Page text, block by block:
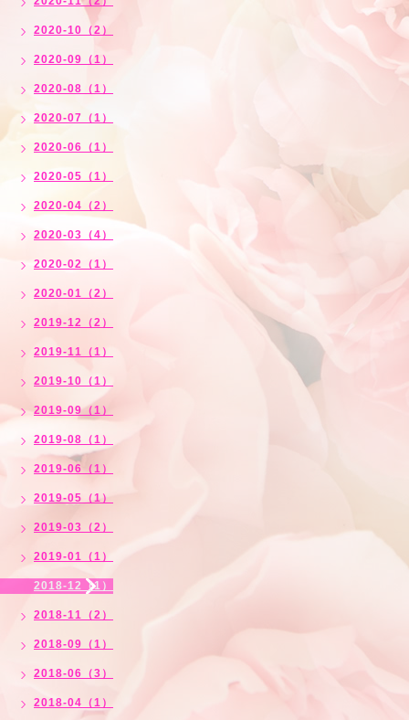
2020-10（2）
2020-09（1）
2020-08（1）
2020-07（1）
2020-06（1）
2020-05（1）
2020-04（2）
2020-03（4）
2020-02（1）
2020-01（2）
2019-12（2）
2019-11（1）
2019-10（1）
2019-09（1）
2019-08（1）
2019-06（1）
2019-05（1）
2019-03（2）
2019-01（1）
2018-12（1）
2018-11（2）
2018-09（1）
2018-06（3）
2018-04（1）